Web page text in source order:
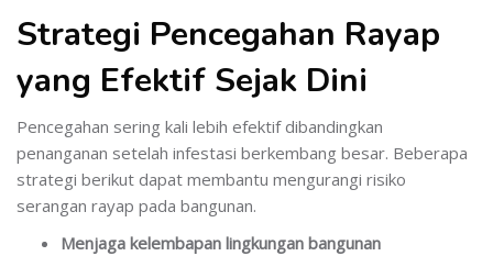
Strategi Pencegahan Rayap
yang Efektif Sejak Dini
Pencegahan sering kali lebih efektif dibandingkan
penanganan setelah infestasi berkembang besar. Beberapa
strategi berikut dapat membantu mengurangi risiko
serangan rayap pada bangunan.
Menjaga kelembapan lingkungan bangunan